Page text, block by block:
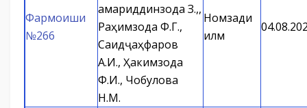
Фармоиши
№266
Қамариддинзода З.Қ,,
Раҳимзода Ф.Г.,
Саидҷаҳфаров
А.И., Ҳакимзода
Ф.И., Чобулова
Н.М.
Номзади
илм